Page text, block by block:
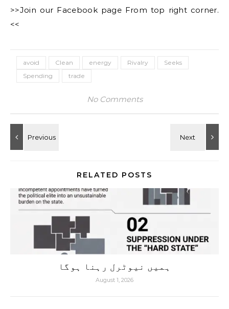
>>Join our Facebook page From top right corner.
<<
avoid Clean energy Rivalry
Seeks
Spending
trade
No Comments
RELATED POSTS
ہمیں نیوٹرل رہنا ہوگا
August 1, 2026